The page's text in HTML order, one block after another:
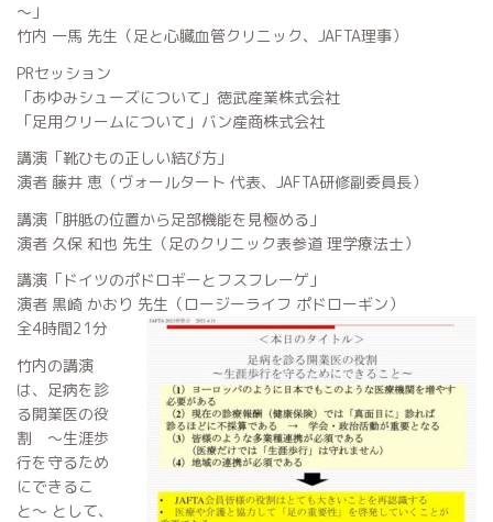
～」
竹内 一馬 先生（足と心臓血管クリニック、JAFTA理事）
PRセッション
「あゆみシューズについて」徳武産業株式会社
「足用クリームについて」バン産商株式会社
講演「靴ひもの正しい結び方」
演者 藤井 恵（ヴォールタート 代表、JAFTA研修副委員長）
講演「胼胝の位置から足部機能を見極める」
演者 久保 和也 先生（足のクリニック表参道 理学療法士）
講演「ドイツのポドロギーとフスフレーゲ」
演者 黒崎 かおり 先生（ロージーライフ ポドローギン）
全4時間21分
竹内の講演
は、足病を診
る開業医の役
割 〜生涯歩
行を守るため
にできるこ
と〜 として、